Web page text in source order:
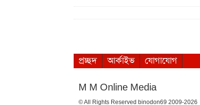
প্রচ্ছদ
আর্কাইভ যোগাযোগ
M M Online Media
© All Rights Reserved binodon69 2009-2026